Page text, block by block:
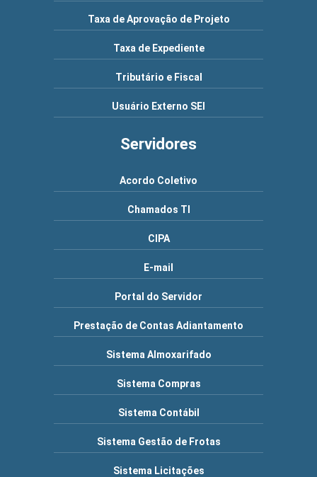
Taxa de Aprovação de Projeto
Taxa de Expediente
Tributário e Fiscal
Usuário Externo SEI
Servidores
Acordo Coletivo
Chamados TI
CIPA
E-mail
Portal do Servidor
Prestação de Contas Adiantamento
Sistema Almoxarifado
Sistema Compras
Sistema Contábil
Sistema Gestão de Frotas
Sistema Licitações